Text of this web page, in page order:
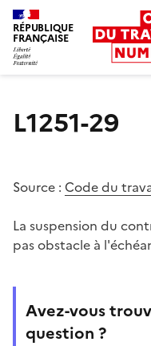
RÉPUBLIQUE
FRANÇAISE
L1251-29
Source : Code du
La suspension du
pas obstacle à
Avez-vous
question ?